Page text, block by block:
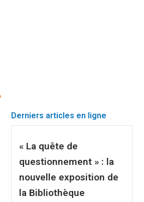
Derniers articles en ligne
« La quête de
questionnement » : la
nouvelle exposition de
la Bibliothèque